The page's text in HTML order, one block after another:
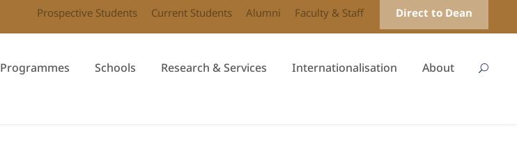
Prospective Students Current Students Alumni Faculty & Staff Direct to Dean
Programmes Schools Research & Services Internationalisation About